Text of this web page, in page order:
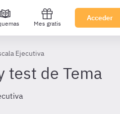
Mes gratis
Acceder
Ejecutiva
test de Tema